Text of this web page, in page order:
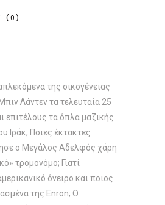
(0)
της οικογένειας
Λάντεν τα τελευταία 25
επιτέλους τα όπλα μαζικής
Ιράκ; Ποιες έκτακτες
ο Μεγάλος Αδελφός χάρη
τρομονόμο; Γιατί
όνειρο και ποιος
της Enron; Ο